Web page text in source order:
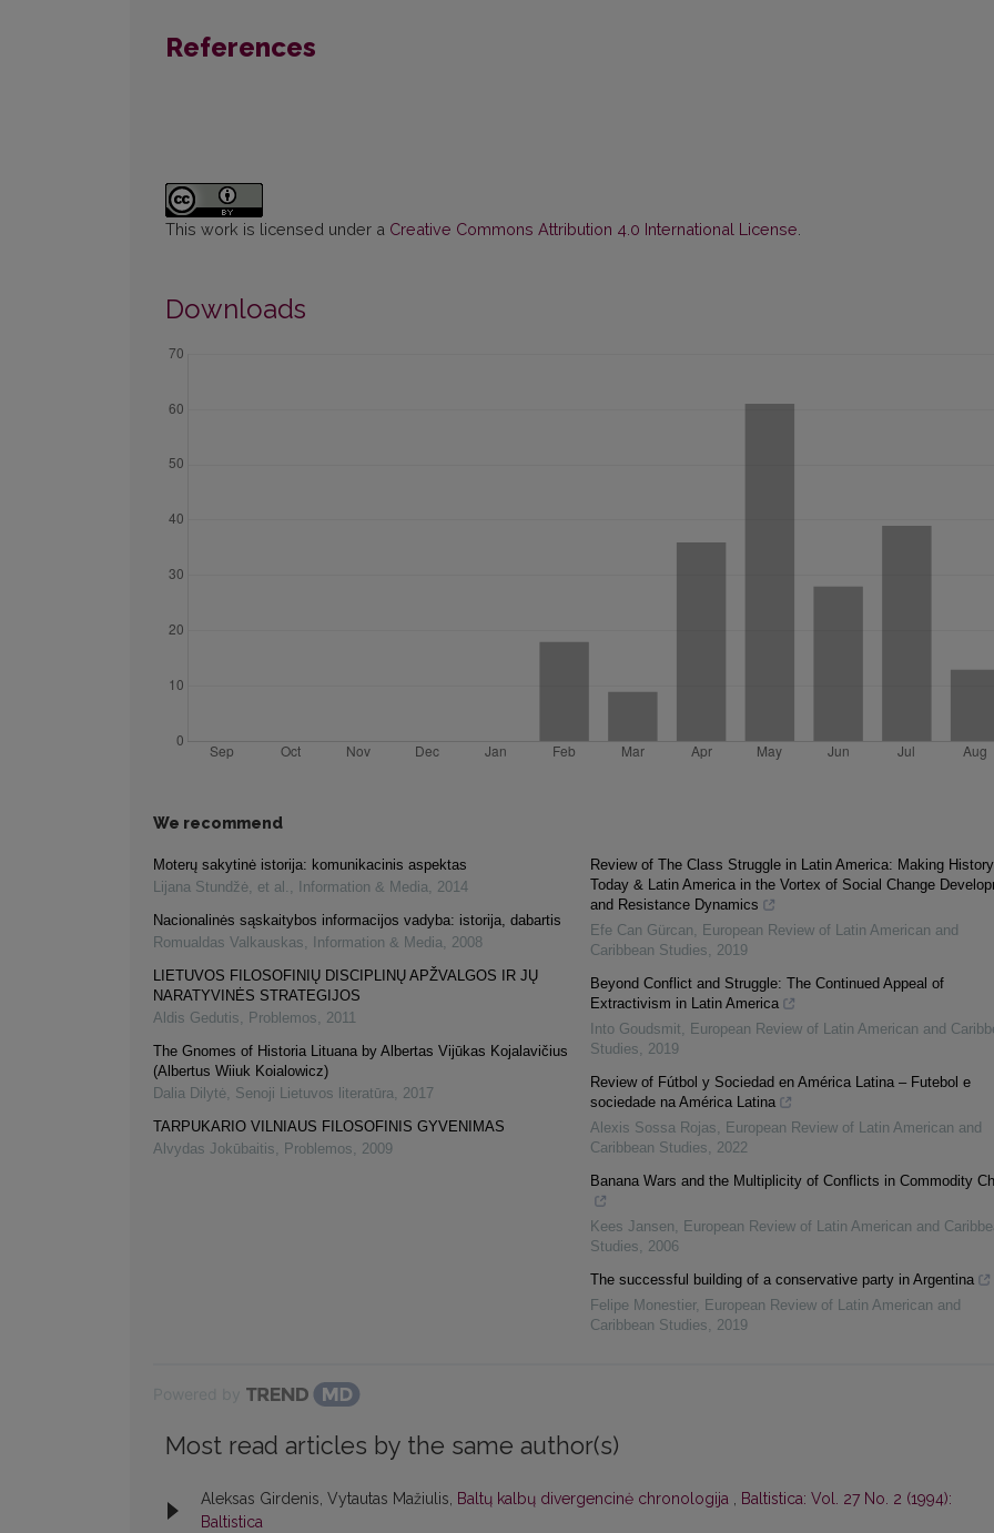
References
This work is licensed under a Creative Commons Attribution 4.0 International License
Downloads
We recommend
Moterų sakytinė istorija: komunikacinis aspektas
Lijana Stundžė, et al. , Information & Media, 2014
Nacionalinės sąskaitybos informacijos vadyba: istorija, dabartis
Romualdas Valkauskas, Information & Media, 2008
LIETUVOS FILOSOFINIŲ DISCIPLINŲ APŽVALGOS IR JŲ
NARATYVINĖS STRATEGIJOS
Aldis Gedutis, Problemos, 2011
The Gnomes of Historia Lituana by Albertas Vijūkas Kojalavičius
(Albertus Wiiuk Koialowicz)
Dalia Dilytė, Senoji Lietuvos literatūra, 2017
TARPUKARIO VILNIAUS FILOSOFINIS GYVENIMAS
Alvydas Jokūbaitis, Problemos, 2009
Review of The Class Struggle in Latin America: Making History
Today & Latin America in the Vortex of Social Change
and Resistance Dynamics
Efe Can Gürcan, European Review of Latin American and
Caribbean Studies, 2019
Beyond Conflict and Struggle: The Continued Appeal of
Extractivism in Latin America
Into Goudsmit, European Review of Latin American and
Studies, 2019
Review of Fútbol y Sociedad en América Latina – Futebol e
sociedade na América Latina
Alexis Sossa Rojas, European Review of Latin American and
Caribbean Studies, 2022
Banana Wars and the Multiplicity of Conflicts in Commodity
Kees Jansen, European Review of Latin American and
Studies, 2006
The successful building of a conservative party in Argentina
Felipe Monestier, European Review of Latin American and
Caribbean Studies, 2019
Most read articles by the same author(s)
Aleksas Girdenis, Vytautas Mažiulis, Baltų kalbų divergencinė chronologija , Baltistica: Vol. 27 No. 2 (1994):
Baltistica